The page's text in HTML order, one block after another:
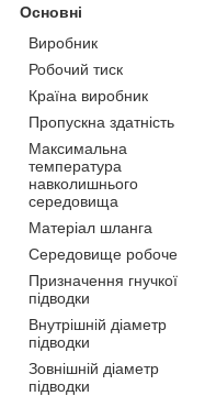
Основні
Виробник
Робочий тиск
Країна виробник
Пропускна здатність
Максимальна
температура
навколишнього
середовища
Матеріал шланга
Середовище робоче
Призначення гнучкої
підводки
Внутрішній діаметр
підводки
Зовнішній діаметр
підводки